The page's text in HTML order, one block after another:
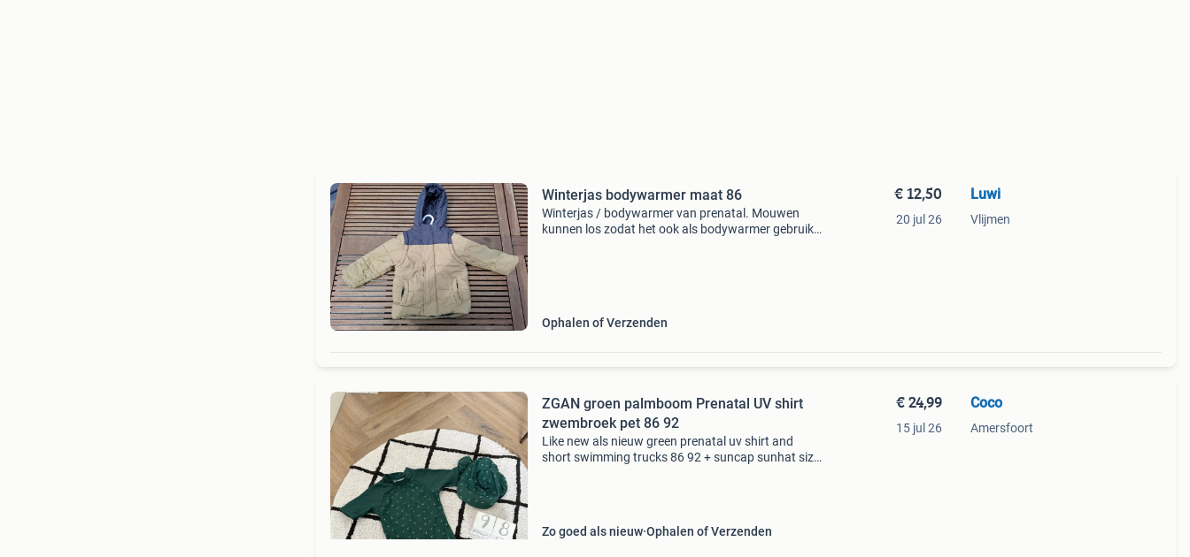
Winterjas bodywarmer maat 86
Winterjas / bodywarmer van prenatal. Mouwen
kunnen los zodat het ook als bodywarmer gebruikt
Ophalen of Verzenden
€ 12,50
20 jul 26
Luwi
Vlijmen
ZGAN groen palmboom Prenatal UV shirt
zwembroek pet 86 92
Like new als nieuw green prenatal uv shirt and
short swimming trucks 86 92 + suncap sunhat size
Zo goed als nieuw Ophalen of Verzenden
€ 24,99
15 jul 26
Coco
Amersfoort